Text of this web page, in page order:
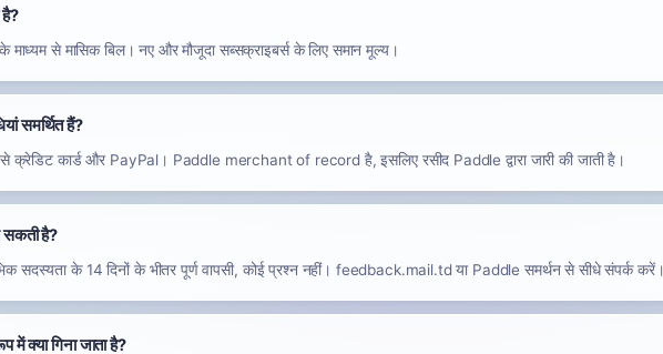
से मासिक बिल। नए और मौजूदा सब्सक्राइबर्स के लिए समान मूल्य।
समर्थित हैं?
क्रेडिट कार्ड और PayPal। Paddle merchant of record है, इसलिए रसीद Paddle द्वारा जारी की जाती है।
सकती है?
सदस्यता के 14 दिनों के भीतर पूर्ण वापसी, कोई प्रश्न नहीं। feedback.mail.td या Paddle समर्थन से सीधे संपर्क करें।
क्या गिना जाता है?